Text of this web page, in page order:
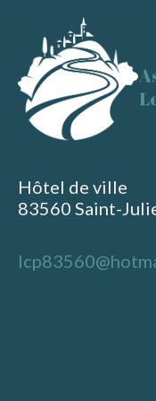
Hôtel de ville
83560 Saint-